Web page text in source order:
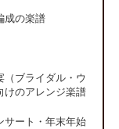
成の楽譜
（ブライダル・ウ
けのアレンジ楽譜
サート・年末年始